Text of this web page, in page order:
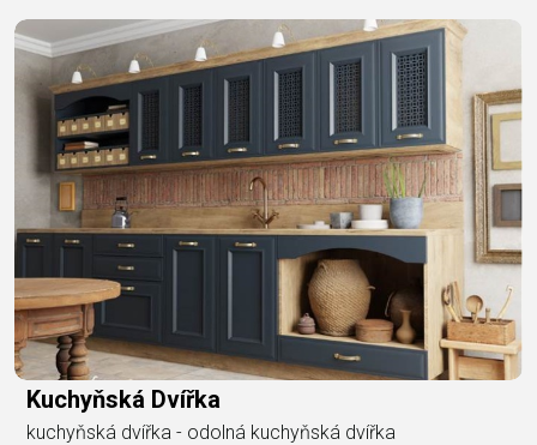
Kuchyňská Dvířka
kuchyňská dvířka - odolná kuchyňská dvířka